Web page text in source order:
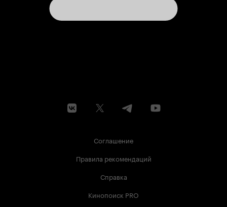
Соглашение
Правила рекомендаций
Справка
Кинопоиск PRO